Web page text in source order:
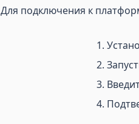
Для подключения к